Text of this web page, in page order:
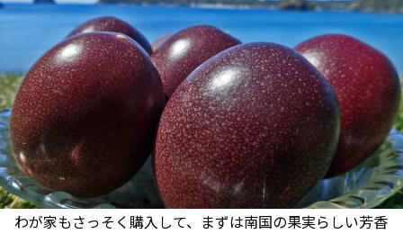
わが家もさっそく購入して、まずは南国の果実らしい芳香